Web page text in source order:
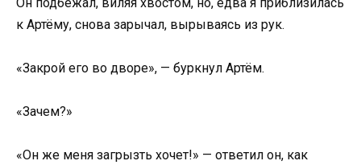
к Артёму, снова зарычал, вырываясь из рук.
«Закрой его во дворе», — буркнул Артём.
«Зачем?»
«Он же меня загрызть хочет!» — ответил он, как